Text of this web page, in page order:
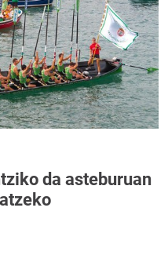
da asteburuan